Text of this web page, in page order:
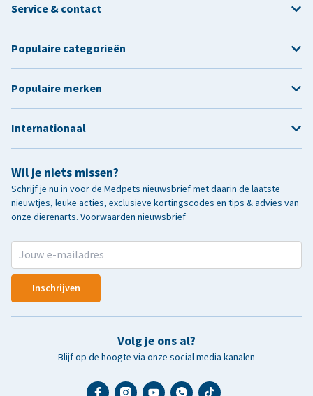
Wil je niets missen?
Schrijf je nu in voor de Medpets nieuwsbrief met daarin de laatste
nieuwtjes, leuke acties, exclusieve kortingscodes en tips & advies van
onze dierenarts. Voorwaarden nieuwsbrief
Inschrijven
Volg je ons al?
Blijf op de hoogte via onze social media kanalen
Service & contact
Populaire categorieën
Populaire merken
Internationaal